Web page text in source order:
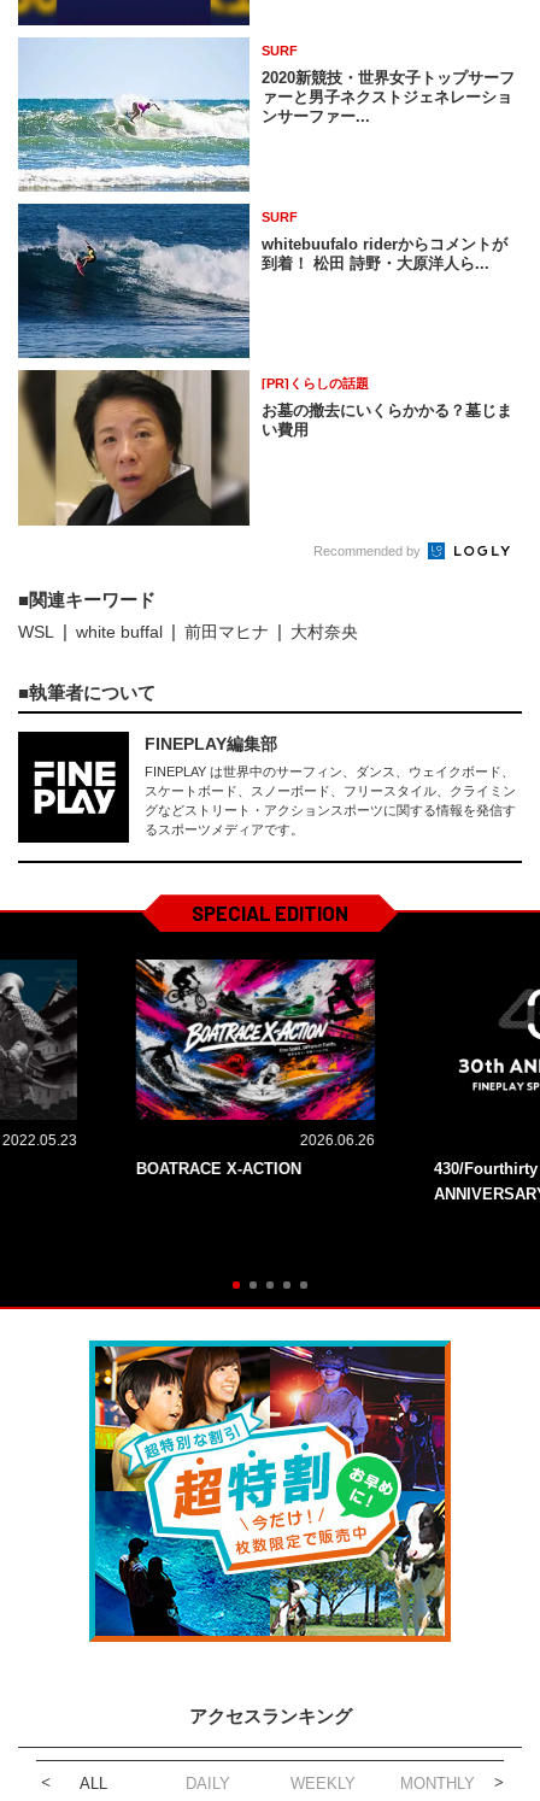
SURF
2020新競技・世界女子トップサーフ
ァーと男子ネクストジェネレーショ
ンサーファー...
SURF
whitebuufalo riderからコメントが
到着！ 松田 詩野・大原洋人ら...
[PR]くらしの話題
お墓の撤去にいくらかかる？墓じま
い費用
Recommended by
関連キーワード
WSL white buffal 前田マヒナ 大村奈央
執筆者について
FINEPLAY編集部
FINEPLAY は世界中のサーフィン、ダンス、ウェイクボード、
スケートボード、スノーボード、フリースタイル、クライミン
グなどストリート・アクションスポーツに関する情報を発信す
るスポーツメディアです。
SPECIAL EDITION
2022.05.23 2026.06.26
BOATRACE X-ACTION
430/
アクセスランキング
ALL DAILY WEEKLY MONTHLY